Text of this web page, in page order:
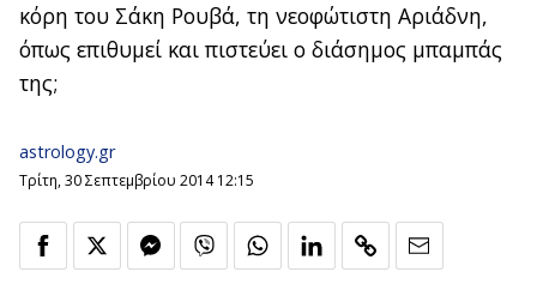
κόρη του Σάκη Ρουβά, τη νεοφώτιστη Αριάδνη,
όπως επιθυμεί και πιστεύει ο διάσημος μπαμπάς
της;
astrology.gr
Τρίτη, 30 Σεπτεμβρίου 2014 12:15